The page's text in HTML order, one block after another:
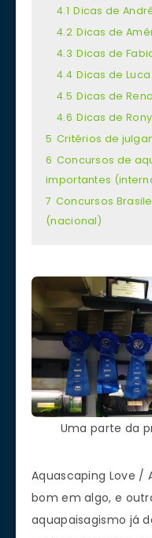
4.1 Dicas de
4.2 Dicas de
4.3 Dicas de
4.4 Dicas de
4.5 Dicas de
4.6 Dicas de
5 Critérios de
6 Concursos de
importantes
7 Concursos
(nacional)
Uma parte da
Aquascaping Love /
bom em algo, e
aquapaisagismo já